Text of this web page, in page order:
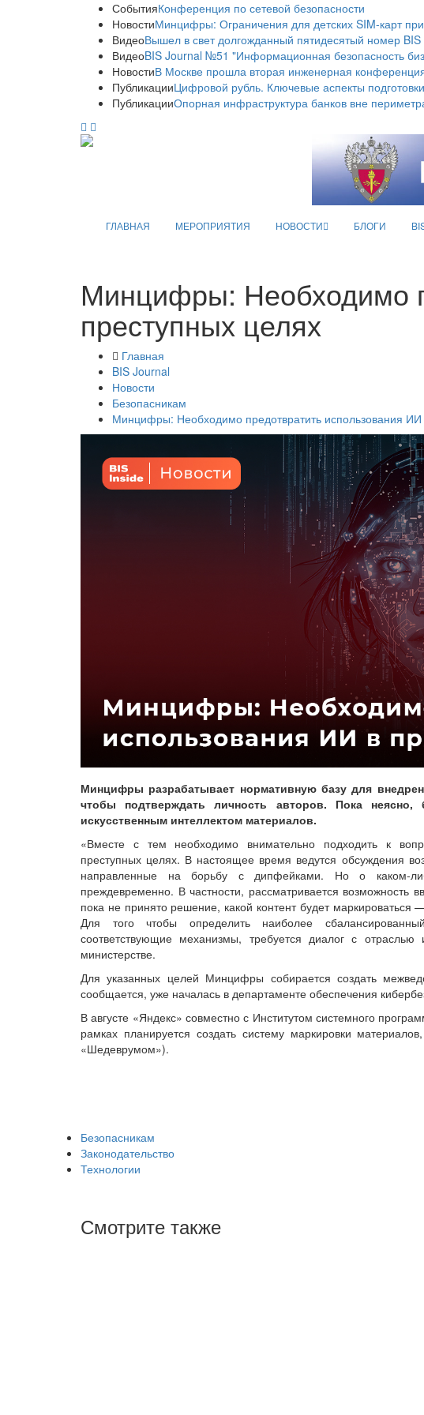
СобытияКонференция по сетевой безопасности
НовостиМинцифры: Ограничения для детских SIM-карт
ВидеоВышел в свет долгожданный пятидесятый номер BIS
ВидеоBIS Journal №51 "Информационная безопасность
НовостиВ Москве прошла вторая инженерная
ПубликацииЦифровой рубль. Ключевые аспекты
ПубликацииОпорная инфраструктура банков вне
ГЛАВНАЯ МЕРОПРИЯТИЯ НОВОСТИ БЛОГИ
Минцифры: Необходимо
преступных целях
Главная
BIS Journal
Новости
Безопасникам
Минцифры: Необходимо предотвратить использования ИИ
Минцифры разрабатывает нормативную базу для
чтобы подтверждать личность авторов. Пока неясно,
искусственным интеллектом материалов.
«Вместе с тем необходимо внимательно подходить к
преступных целях. В настоящее время ведутся обсуждения
направленные на борьбу с дипфейками. Но о каком-
преждевременно. В частности, рассматривается возможность
пока не принято решение, какой контент будет
Для того чтобы определить наиболее
соответствующие механизмы, требуется диалог с
министерстве.
Для указанных целей Минцифры собирается создать
сообщается, уже началась в департаменте обеспечения
В августе «Яндекс» совместно с Институтом системного
рамках планируется создать систему маркировки
«Шедеврумом»).
Безопасникам
Законодательство
Технологии
Смотрите также